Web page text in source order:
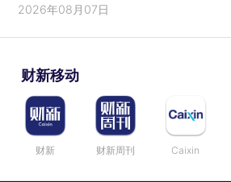
2026年08月07日
财新移动
财新 财新周刊 Caixin